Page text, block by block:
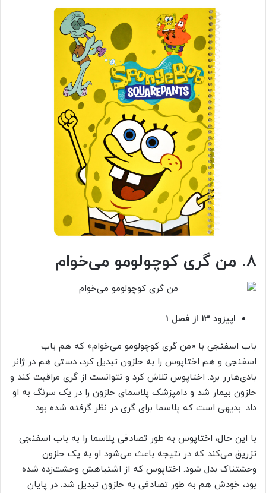
۸. من گری کوچولومو می‌خوام
اپیزود ۱۳ از فصل ۱
باب اسفنجی با «من گری کوچولومو می‌خوام» که هم باب
اسفنجی و هم اختاپوس را به حلزون تبدیل کرد، دستی هم در ژانر
بادی‌هارر برد. اختاپوس تلاش کرد و نتوانست از گری مراقبت کند و
حلزون بیمار شد و دامپزشک پلاسمای حلزون را در یک سرنگ به او
داد. بدیهی است که پلاسما برای گری در نظر گرفته شده بود.
با این حال، اختاپوس به طور تصادفی پلاسما را به باب اسفنجی
تزریق می‌کند که در نتیجه باعث می‌شود او به یک حلزون
وحشتناک بدل شود. اختاپوس که از اشتباهش وحشت‌زده شده
بود، خودش هم به طور تصادفی به حلزون تبدیل شد. در پایان